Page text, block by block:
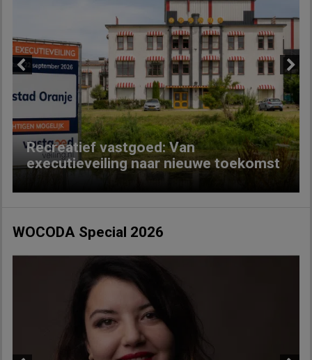
Recreatief vastgoed: Van
executieveiling naar nieuwe toekomst
Next
WOCODA Special 2026